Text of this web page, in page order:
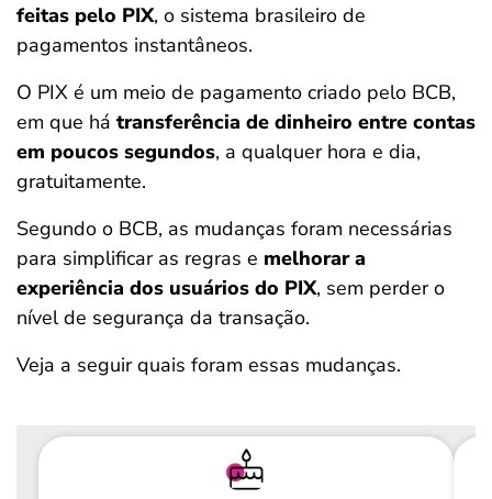
feitas pelo PIX, o sistema brasileiro de
pagamentos instantâneos.
O PIX é um meio de pagamento criado pelo BCB,
em que há transferência de dinheiro entre contas
em poucos segundos, a qualquer hora e dia,
gratuitamente.
Segundo o BCB, as mudanças foram necessárias
para simplificar as regras e melhorar a
experiência dos usuários do PIX, sem perder o
nível de segurança da transação.
Veja a seguir quais foram essas mudanças.